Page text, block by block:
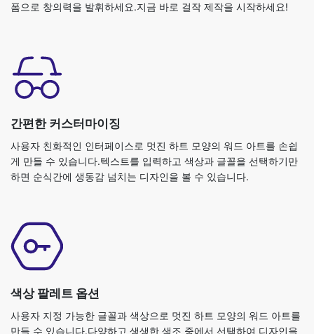
폼으로 창의력을 발휘하세요.지금 바로 걸작 제작을 시작하세요!
간편한 커스터마이징
사용자 친화적인 인터페이스로 멋진 하트 모양의 워드 아트를 손쉽
게 만들 수 있습니다.텍스트를 입력하고 색상과 글꼴을 선택하기만
하면 순식간에 생동감 넘치는 디자인을 볼 수 있습니다.
색상 팔레트 옵션
사용자 지정 가능한 글꼴과 색상으로 멋진 하트 모양의 워드 아트를
만들 수 있습니다.다양하고 생생한 색조 중에서 선택하여 디자인을